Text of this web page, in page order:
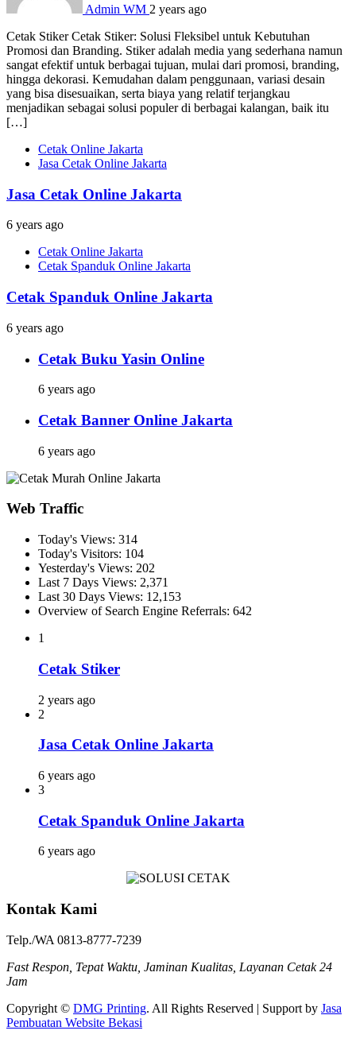
Admin WM 2 years ago
Cetak Stiker Cetak Stiker: Solusi Fleksibel untuk Kebutuhan
Promosi dan Branding. Stiker adalah media yang sederhana namun
sangat efektif untuk berbagai tujuan, mulai dari promosi, branding,
hingga dekorasi. Kemudahan dalam penggunaan, variasi desain
yang bisa disesuaikan, serta biaya yang relatif terjangkau
menjadikan sebagai solusi populer di berbagai kalangan, baik itu
[…]
Cetak Online Jakarta
Jasa Cetak Online Jakarta
Jasa Cetak Online Jakarta
6 years ago
Cetak Online Jakarta
Cetak Spanduk Online Jakarta
Cetak Spanduk Online Jakarta
6 years ago
Cetak Buku Yasin Online
6 years ago
Cetak Banner Online Jakarta
6 years ago
Web Traffic
Today's Views: 314
Today's Visitors: 104
Yesterday's Views: 202
Last 7 Days Views: 2,371
Last 30 Days Views: 12,153
Overview of Search Engine Referrals: 642
1
Cetak Stiker
2 years ago
2
Jasa Cetak Online Jakarta
6 years ago
3
Cetak Spanduk Online Jakarta
6 years ago
Kontak Kami
Telp./WA 0813-8777-7239
Fast Respon, Tepat Waktu, Jaminan Kualitas, Layanan Cetak 24
Jam
Copyright © DMG Printing. All Rights Reserved | Support by Jasa
Pembuatan Website Bekasi